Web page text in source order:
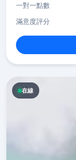
一對一點數
滿意度評分
在線